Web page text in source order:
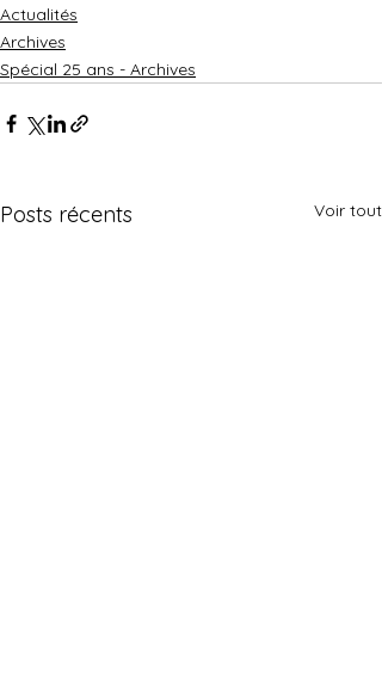
Actualités
Archives
Spécial 25 ans - Archives
Posts récents Voir tout